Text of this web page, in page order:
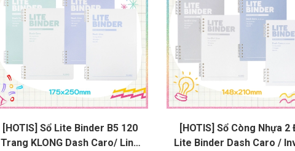
[HOTIS] Sổ Lite Binder B5 120
Trang KLONG Dash Caro/ Line
[HOTIS] Sổ Còng Nhựa 2
Lite Binder Dash Caro /